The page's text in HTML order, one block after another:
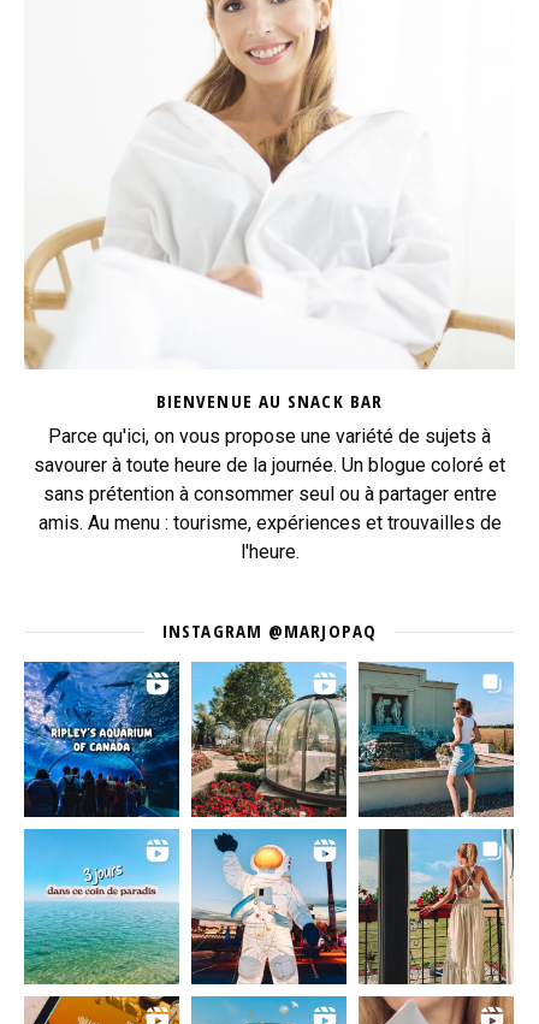
BIENVENUE AU SNACK BAR
Parce qu'ici, on vous propose une variété de sujets à
savourer à toute heure de la journée. Un blogue coloré et
sans prétention à consommer seul ou à partager entre
amis. Au menu : tourisme, expériences et trouvailles de
l'heure.
INSTAGRAM @MARJOPAQ